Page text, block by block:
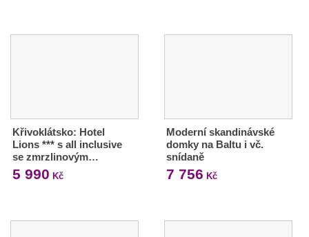
Křivoklátsko: Hotel
Lions *** s all inclusive
se zmrzlinovým…
5 990 Kč
Moderní skandinávské
domky na Baltu i vč.
snídaně
7 756 Kč